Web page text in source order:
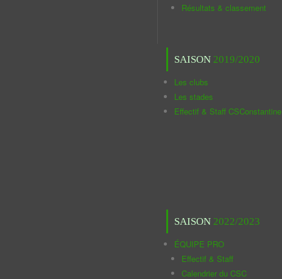
Résultats & classement
SAISON 2019/2020
Les clubs
Les stades
Effectif & Staff CSConstantine
SAISON 2022/2023
ÉQUIPE PRO
Effectif & Staff
Calendrier du CSC